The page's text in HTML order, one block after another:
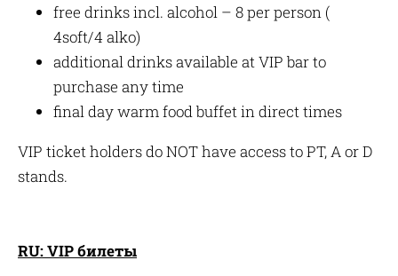
free drinks incl. alcohol – 8 per person (
4soft/4 alko)
additional drinks available at VIP bar to
purchase any time
final day warm food buffet in direct times
VIP ticket holders do NOT have access to PT, A or D
stands.
RU: VIP билеты